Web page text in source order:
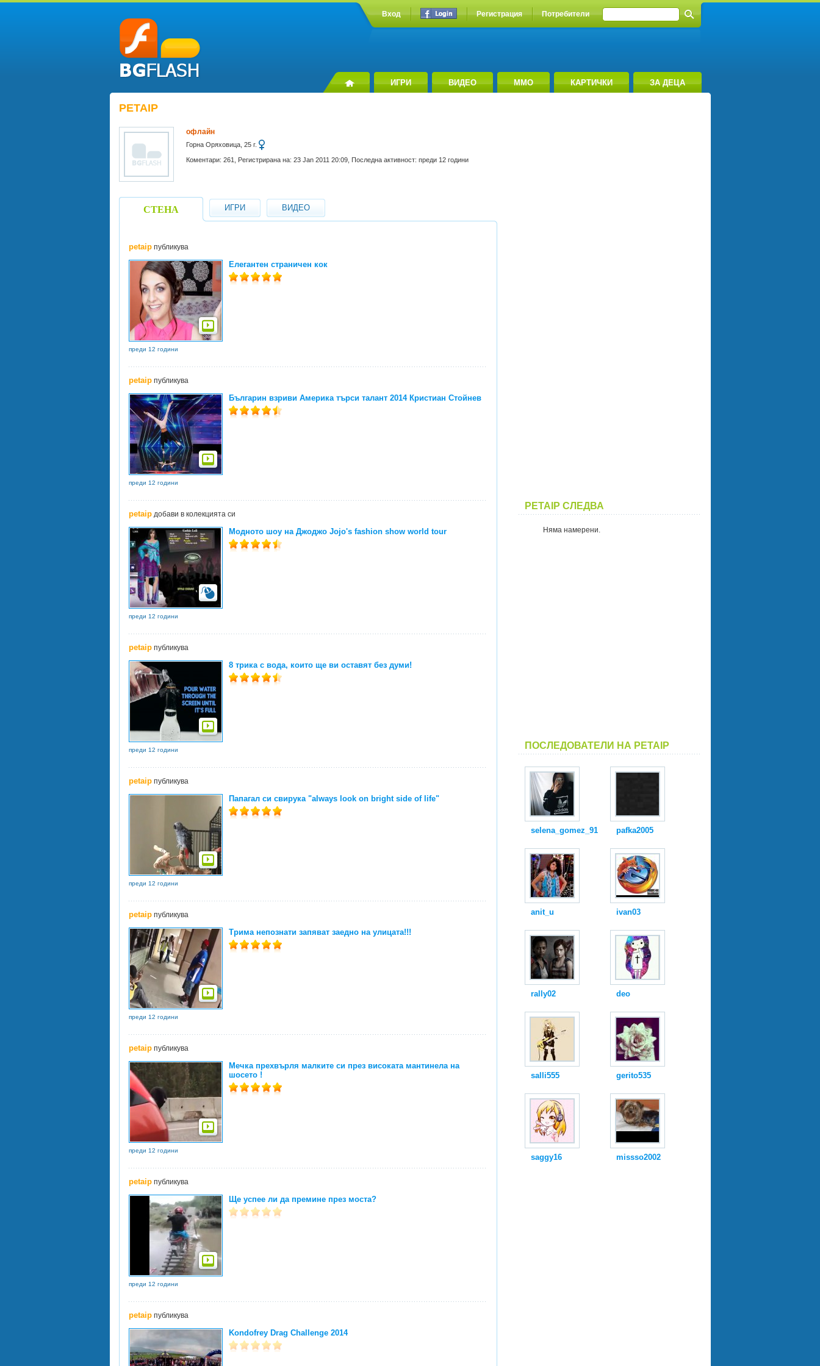
Вход Регистрация Потребители
ИГРИ ВИДЕО MMO КАРТИЧКИ ЗА ДЕЦА
PETAIP
офлайн
Горна Оряховица, 25 г.
Коментари: 261, Регистрирана на: 23 Jan 2011 20:09, Последна активност: преди 12 години
СТЕНА ИГРИ ВИДЕО
petaipпубликува
Елегантен страничен кок
преди 12 години
petaipпубликува
Българин взриви Америка търси талант 2014 Кристиан Стойнев
преди 12 години
petaipдобави в колекцията си
Модното шоу на Джоджо Jojo's fashion show world tour
преди 12 години
petaipпубликува
8 трика с вода, които ще ви оставят без думи!
преди 12 години
petaipпубликува
Папагал си свирука "always look on bright side of life"
преди 12 години
petaipпубликува
Трима непознати запяват заедно на улицата!!!
преди 12 години
petaipпубликува
Мечка прехвърля малките си през високата мантинела на
шосето !
преди 12 години
petaipпубликува
Ще успее ли да премине през моста?
преди 12 години
petaipпубликува
Kondofrey Drag Challenge 2014
PETAIP СЛЕДВА
Няма намерени.
ПОСЛЕДОВАТЕЛИ НА PETAIP
selena_gomez_91 pafka2005
anit_u ivan03
rally02 deo
salli555 gerito535
saggy16 missso2002